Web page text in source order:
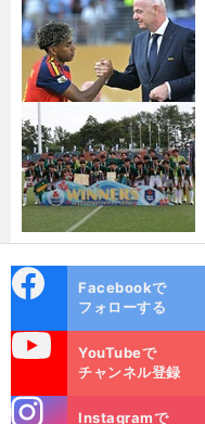
ok
Facebookで
フォローする
YouTubeで
チャンネル登録
Instagramで